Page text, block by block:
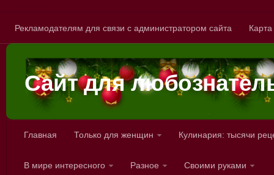
Рекламодателям для связи с администратором сайта
Сайт для
Главная Только для женщин Кулинария: тысячи
В мире интересного Разное Своими руками